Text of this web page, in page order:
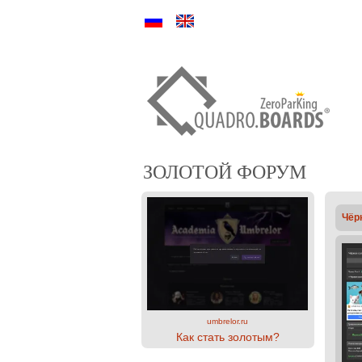
Ру En
ЗОЛОТОЙ ФОРУМ
umbrelor.ru
Как стать золотым?